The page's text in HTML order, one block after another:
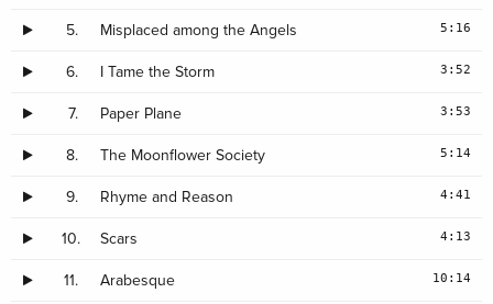
5. Misplaced among the Angels 5:16
6. I Tame the Storm 3:52
7. Paper Plane 3:53
8. The Moonflower Society 5:14
9. Rhyme and Reason 4:41
10. Scars 4:13
11. Arabesque 10:14